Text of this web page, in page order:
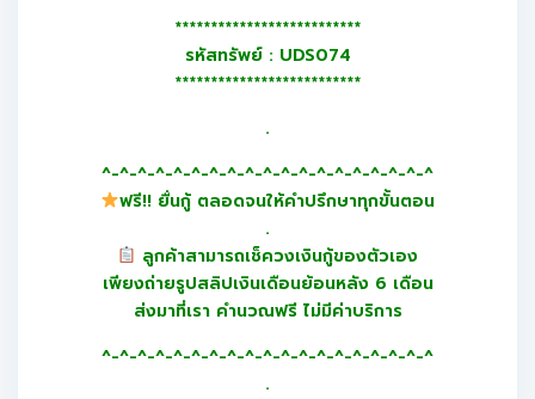
**************************
รหัสทรัพย์ : UDS074
**************************
.
^-^-^-^-^-^-^-^-^-^-^-^-^-^-^-^-^-^-^
ฟรี!! ยื่นกู้ ตลอดจนให้คำปรึกษาทุกขั้นตอน
.
ลูกค้าสามารถเช็ควงเงินกู้ของตัวเอง
เพียงถ่ายรูปสลิปเงินเดือนย้อนหลัง 6 เดือน
ส่งมาที่เรา คำนวณฟรี ไม่มีค่าบริการ
^-^-^-^-^-^-^-^-^-^-^-^-^-^-^-^-^-^-^
.